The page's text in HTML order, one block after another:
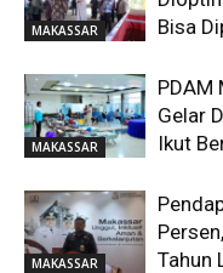
MAKASSAR
Bisa
MAKASSAR
PDAM
Gelar
Ikut
MAKASSAR
Tahun